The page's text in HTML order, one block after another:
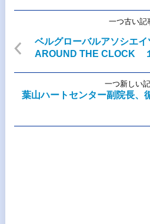
一つ古い記
ベルグローバルアソシエ
AROUND THE CLOCK
一つ新しい
葉山ハートセンター副院長、